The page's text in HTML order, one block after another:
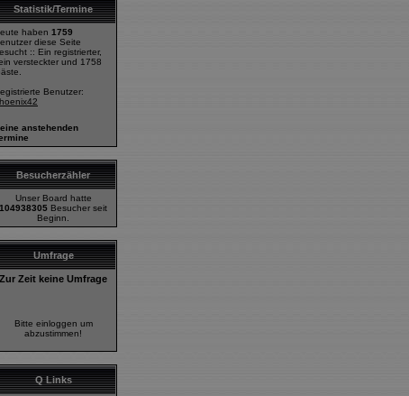
Statistik/Termine
haben 1759
diese Seite
:: Ein registrierter,
versteckter und 1758
Benutzer:
anstehenden
Besucherzähler
Unser Board hatte
104938305 Besucher seit
Beginn.
Umfrage
Zur Zeit keine Umfrage
Bitte einloggen um
abzustimmen!
Q Links